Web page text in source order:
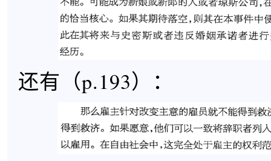
还有（p.193）：